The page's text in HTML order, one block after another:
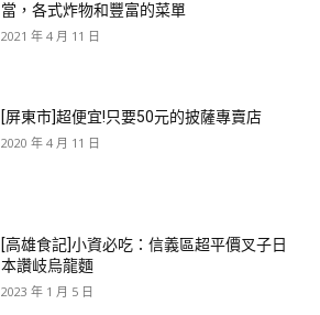
當，各式炸物和豐富的菜單
2021 年 4 月 11 日
[屏東市]超便宜!只要50元的披薩專賣店
2020 年 4 月 11 日
[高雄食記]小資必吃：信義區超平價叉子日
本讚岐烏龍麵
2023 年 1 月 5 日